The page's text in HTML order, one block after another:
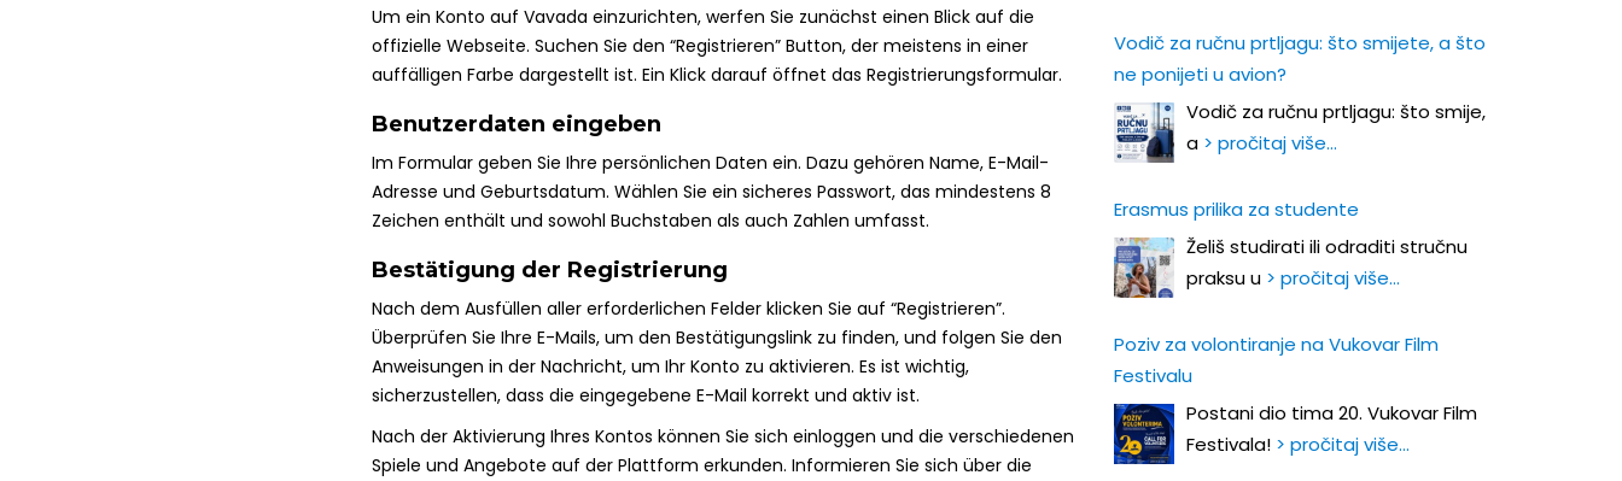
Um ein Konto auf Vavada einzurichten, werfen Sie zunächst einen Blick auf die
offizielle Webseite. Suchen Sie den “Registrieren” Button, der meistens in einer
auffälligen Farbe dargestellt ist. Ein Klick darauf öffnet das Registrierungsformular.
Benutzerdaten eingeben
Im Formular geben Sie Ihre persönlichen Daten ein. Dazu gehören Name, E-Mail-
Adresse und Geburtsdatum. Wählen Sie ein sicheres Passwort, das mindestens 8
Zeichen enthält und sowohl Buchstaben als auch Zahlen umfasst.
Bestätigung der Registrierung
Nach dem Ausfüllen aller erforderlichen Felder klicken Sie auf “Registrieren”.
Überprüfen Sie Ihre E-Mails, um den Bestätigungslink zu finden, und folgen Sie den
Anweisungen in der Nachricht, um Ihr Konto zu aktivieren. Es ist wichtig,
sicherzustellen, dass die eingegebene E-Mail korrekt und aktiv ist.
Nach der Aktivierung Ihres Kontos können Sie sich einloggen und die verschiedenen
Spiele und Angebote auf der Plattform erkunden. Informieren Sie sich über die
Vodič za ručnu prtljagu: što smijete, a što
ne ponijeti u avion?
Vodič za ručnu prtljagu: što smije,
a > pročitaj više…
Erasmus prilika za studente
Želiš studirati ili odraditi stručnu
praksu u > pročitaj više…
Poziv za volontiranje na Vukovar Film
Festivalu
Postani dio tima 20. Vukovar Film
Festivala! > pročitaj više…